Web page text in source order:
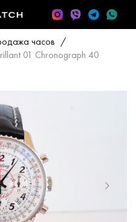
часов /
01 Chronograph 40